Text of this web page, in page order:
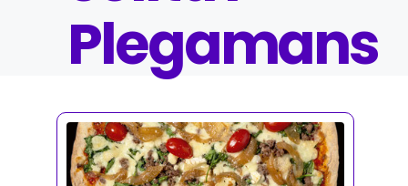
Plegamans